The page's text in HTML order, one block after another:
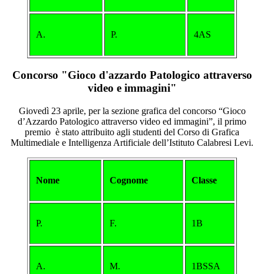
A. P. 4AS
Concorso "Gioco d'azzardo Patologico attraverso
video e immagini"
Giovedì 23 aprile, per la sezione grafica del concorso “Gioco
d’Azzardo Patologico attraverso video ed immagini”, il primo
premio è stato attribuito agli studenti del Corso di Grafica
Multimediale e Intelligenza Artificiale dell’Istituto Calabresi Levi.
Nome Cognome Classe
P. F. 1B
A. M. 1BSSA